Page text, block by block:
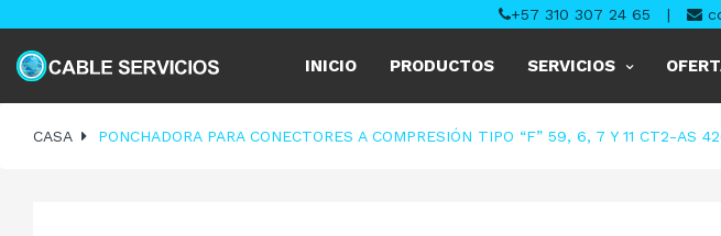
+57 310 307 24 65 |
INICIO PRODUCTOS SERVICIOS
CASA PONCHADORA PARA CONECTORES A COMPRESIÓN TIPO “F” 59, 6, 7 Y 11 CT2-AS